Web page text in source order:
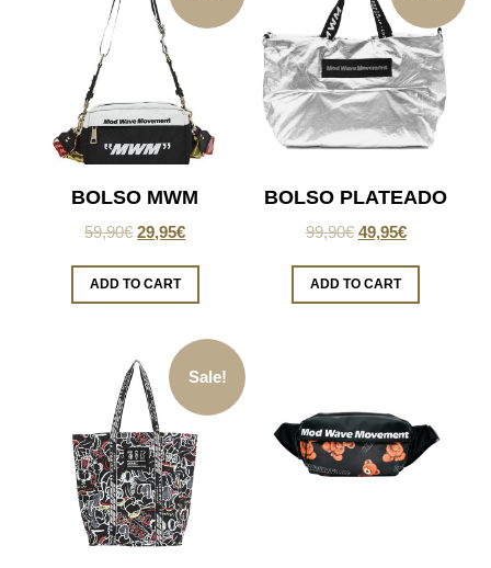
BOLSO MWM
59,90€ 29,95€
ADD TO CART
BOLSO PLATEADO
99,90€ 49,95€
ADD TO CART
Sale!